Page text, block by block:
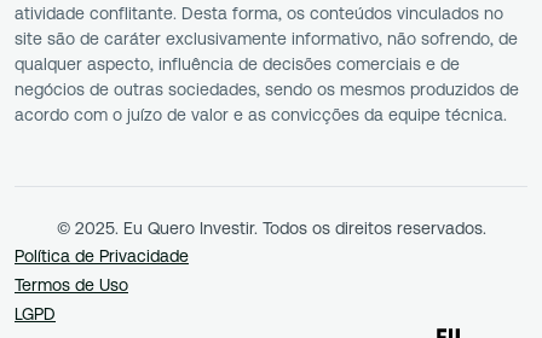
atividade conflitante. Desta forma, os conteúdos vinculados no
site são de caráter exclusivamente informativo, não sofrendo, de
qualquer aspecto, influência de decisões comerciais e de
negócios de outras sociedades, sendo os mesmos produzidos de
acordo com o juízo de valor e as convicções da equipe técnica.
© 2025. Eu Quero Investir. Todos os direitos reservados.
Política de Privacidade
Termos de Uso
LGPD